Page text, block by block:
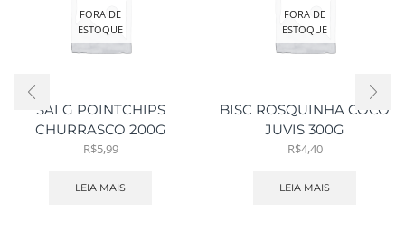
FORA DE
ESTOQUE
SALG POINTCHIPS
CHURRASCO 200G
R$5,99
LEIA MAIS
FORA DE
ESTOQUE
BISC ROSQUINHA COCO
JUVIS 300G
R$4,40
LEIA MAIS